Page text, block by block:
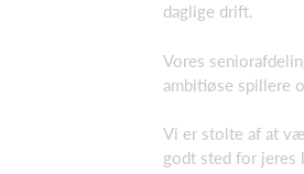
daglige drift.
Vores
ambitiøse spillere
Vi er stolte af at
godt sted for jeres